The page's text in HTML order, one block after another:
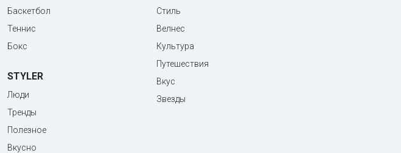
Баскетбол
Теннис
Бокс
STYLER
Люди
Тренды
Полезное
Вкусно
Стиль
Велнес
Культура
Путешествия
Вкус
Звезды